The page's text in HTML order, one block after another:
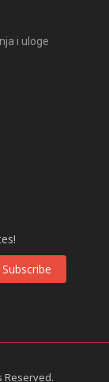
i uloge
Subscribe
Reserved.